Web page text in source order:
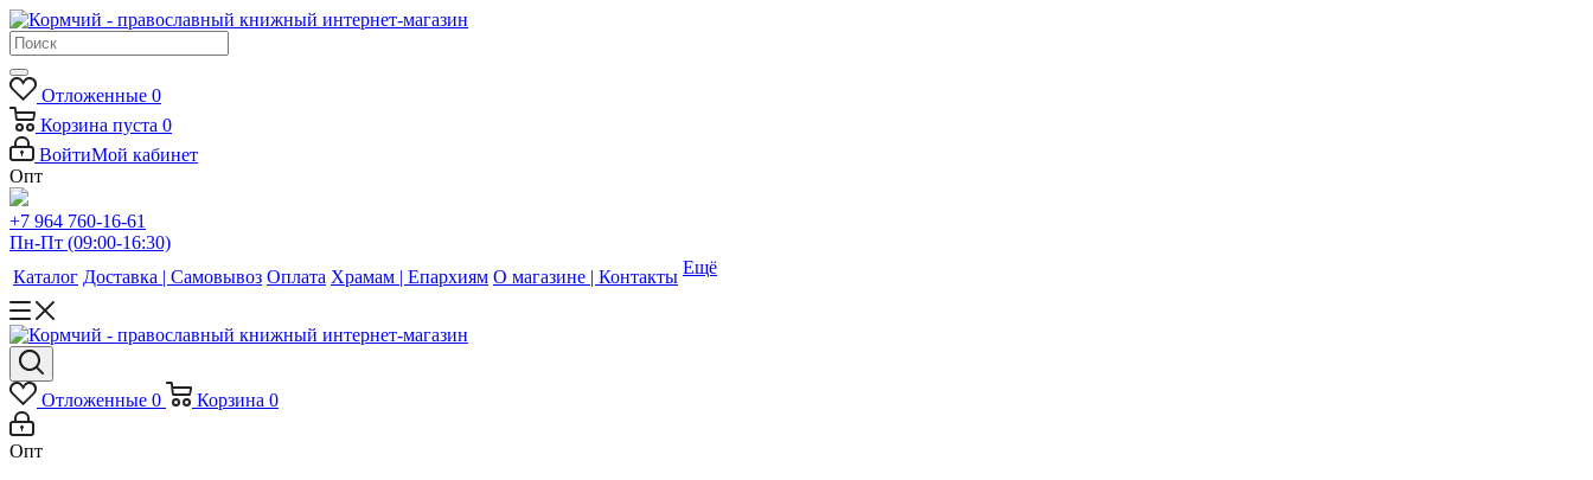
Отложенные 0
Корзина пуста 0
ВойтиМой кабинет
Опт
+7 964 760-16-61
Пн-Пт (09:00-16:30)
Каталог Доставка | Самовывоз Оплата Храмам | Епархиям О магазине | Контакты Ещё
Отложенные 0 Корзина 0
Опт